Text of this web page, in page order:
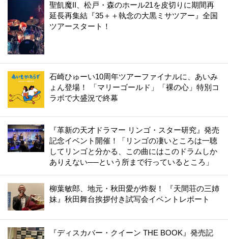
聖飢魔II、松戸・森のホール21を皮切りに期間再
延長再集結『35＋＋執念の大黒ミサツアー』全国
ツアースタート！
石崎ひゅーい10周年ツアーファイナルに、あいみ
ょん登場！ 「マリーゴールド」「裸の心」特別コ
ラボで大盛況で終幕
『革新の天才ドラマー リンゴ・スター研究』発売
記念イベント開催！「リンゴの凄いところは一聴
してリンゴと分かる、この曲にはこのドラムしか
ありえない──という所まで行っているところ」
柳葉敏郎、地元・秋田愛が炸裂！ 『天間荘の三姉
妹』秋田舞台挨拶付き試写会イベントレポート
『ディスカバー・クイーン THE BOOK』発売記